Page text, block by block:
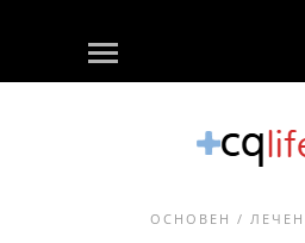
ОСНОВЕН /